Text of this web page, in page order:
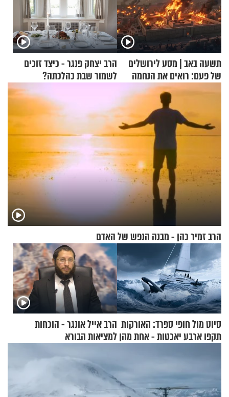
תשעה באב | מסע לירושלים
של פעם: רואים את הנחמה
הרב יצחק פנגר - כיצד זוכים
לשמור שבת כהלכתה?
הרב זמיר כהן - מבנה הנפש של האדם
סיוט מול חופי ספרד: האורקות
תקפו ארבע יאכטות - אחת מהן
הרב אייל אונגר - הוכחות
למציאות הבורא